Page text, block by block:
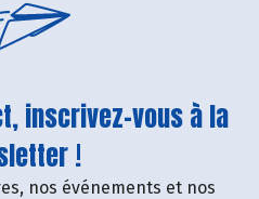
inscrivez-vous à la
!
nos événements et nos